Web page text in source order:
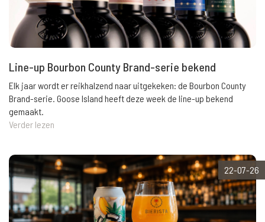
Line-up Bourbon County Brand-serie bekend
Elk jaar wordt er reikhalzend naar uitgekeken: de Bourbon County
Brand-serie. Goose Island heeft deze week de line-up bekend
gemaakt.
Verder lezen
22-07-26